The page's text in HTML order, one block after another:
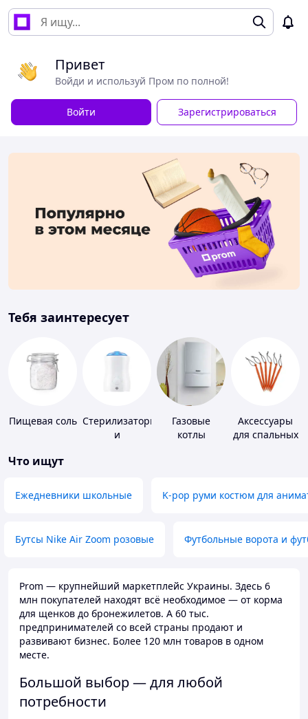
Привет
Войди и используй Пром по полной!
Войти Зарегистрироваться
Тебя заинтересует
Пищевая соль Стерилизаторы
и
Газовые
котлы
Аксессуары
для спальных
Что ищут
Ежедневники школьные K-pop руми костюм для
Бутсы Nike Air Zoom розовые Футбольные ворота и
Prom — крупнейший маркетплейс Украины. Здесь 6
млн покупателей находят всё необходимое — от корма
для щенков до бронежилетов. А 60 тыс.
предпринимателей со всей страны продают и
развивают бизнес. Более 120 млн товаров в одном
месте.
Большой выбор — для любой
потребности